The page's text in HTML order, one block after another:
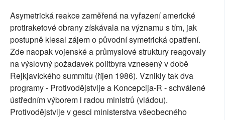
Asymetrická reakce zaměřená na vyřazení americké
protiraketové obrany získávala na významu s tím, jak
postupně klesal zájem o původní symetrická opatření.
Zde naopak vojenské a průmyslové struktury reagovaly
na výslovný požadavek politbyra vznesený v době
Rejkjavíckého summitu (říjen 1986). Vznikly tak dva
programy - Protivodějstvije a Koncepcija-R - schválené
ústředním výborem i radou ministrů (vládou).
Protivodějstvije v gesci ministerstva všeobecného